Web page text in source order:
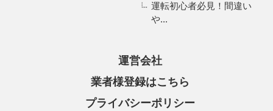
運転初心者必見！間違い
や...
運営会社
業者様登録はこちら
プライバシーポリシー